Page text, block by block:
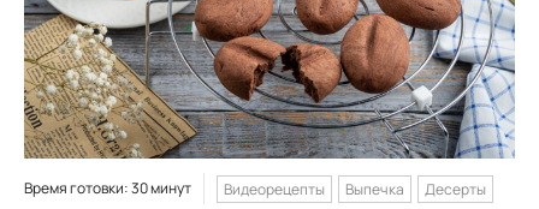
Время готовки: 30 минут Видеорецепты Выпечка Десерты